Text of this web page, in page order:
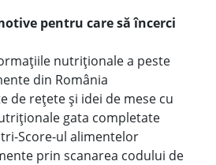
pentru care să încerci
nutriționale a peste
din România
de rețete și idei de mese cu
gata completate
Score-ul alimentelor
prin scanarea codului de